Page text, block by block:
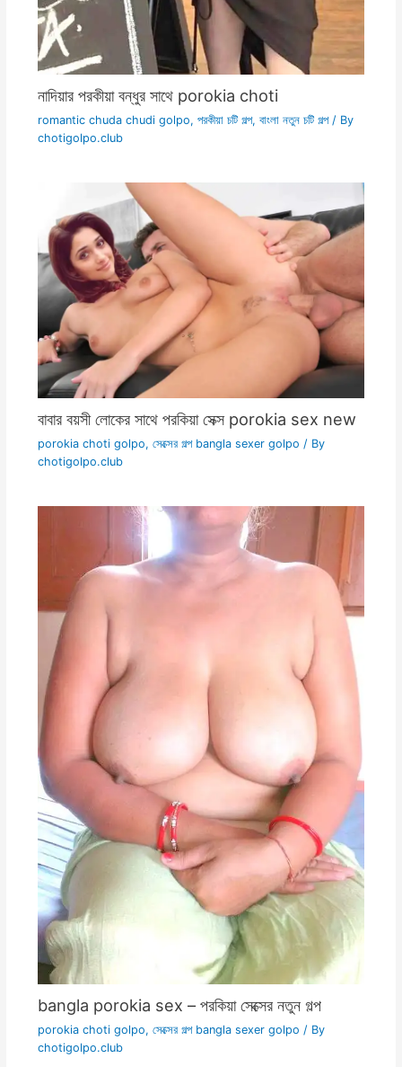
নাদিয়ার পরকীয়া বন্ধুর সাথে porokia choti
romantic chuda chudi golpo, পরকীয়া চটি গল্প, বাংলা নতুন চটি গল্প/ By
chotigolpo.club
বাবার বয়সী লোকের সাথে পরকিয়া সেক্স porokia sex new
porokia choti golpo, সেক্সের গল্প bangla sexer golpo / By
chotigolpo.club
bangla porokia sex – পরকিয়া সেক্সের নতুন গল্প
porokia choti golpo, সেক্সের গল্প bangla sexer golpo / By
chotigolpo.club